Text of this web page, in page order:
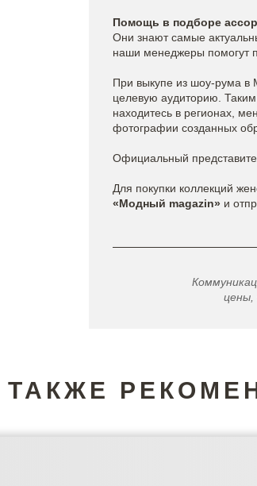
Помощь в подборе
Они знают самые
наши менеджеры помогут
При выкупе из шоу-рума в
целевую аудиторию.
находитесь в регионах,
фотографии созданных
Официальный
Для покупки коллекций
«Модный magazin» и
цены,
ТАКЖЕ